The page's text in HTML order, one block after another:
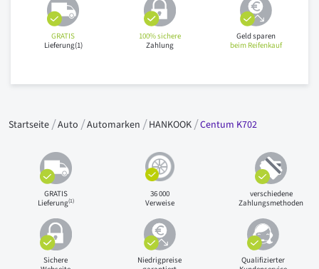
GRATIS
Lieferung(1)
100% sichere
Zahlung
Geld sparen
beim Reifenkauf
Startseite Auto Automarken HANKOOK Centum K702
GRATIS
Lieferung(1)
36 000
Verweise
verschiedene
Zahlungsmethoden
Sichere
Niedrigpreise
Qualifizierter